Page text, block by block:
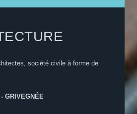
société civile à forme de
GRIVEGNÉE